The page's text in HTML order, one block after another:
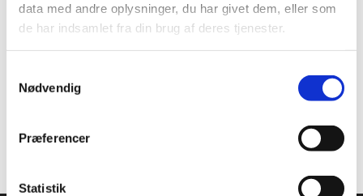
data med andre oplysninger, du har givet dem, eller som
de har indsamlet fra din brug af deres tjenester.
Nødvendig
Præferencer
Statistik
Justeringer af ranglistesystemet ved sæsonskiftet
til 2026/2027
Recent Comments
Der er ingen kommentarer at vise.